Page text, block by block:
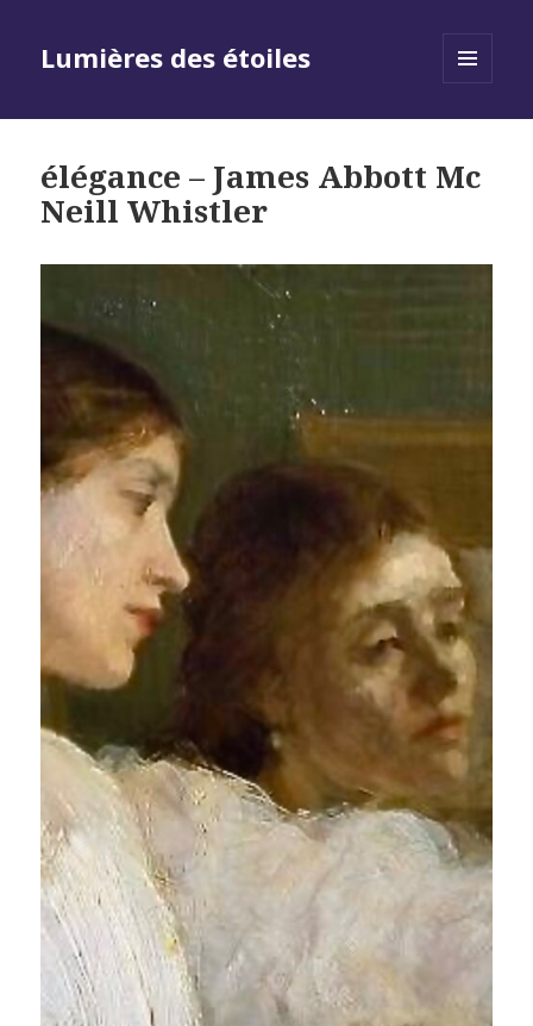
Lumières des étoiles
élégance – James Abbott Mc
Neill Whistler